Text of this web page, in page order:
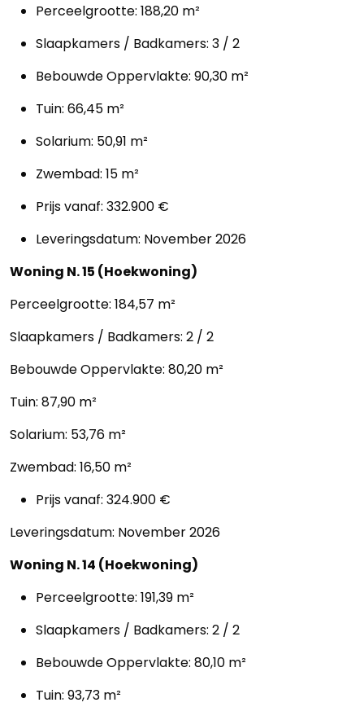
Lopende
projecten
Alle
Panden
Over
Perceelgrootte: 188,20 m²
Slaapkamers / Badkamers: 3 / 2
Bebouwde Oppervlakte: 90,30 m²
Tuin: 66,45 m²
Solarium: 50,91 m²
Zwembad: 15 m²
Prijs vanaf: 332.900 €
Leveringsdatum: November 2026
Woning N. 15 (Hoekwoning)
Perceelgrootte: 184,57 m²
Slaapkamers / Badkamers: 2 / 2
Bebouwde Oppervlakte: 80,20 m²
Tuin: 87,90 m²
Solarium: 53,76 m²
Zwembad: 16,50 m²
Prijs vanaf: 324.900 €
Leveringsdatum: November 2026
Woning N. 14 (Hoekwoning)
Perceelgrootte: 191,39 m²
Slaapkamers / Badkamers: 2 / 2
Bebouwde Oppervlakte: 80,10 m²
Tuin: 93,73 m²